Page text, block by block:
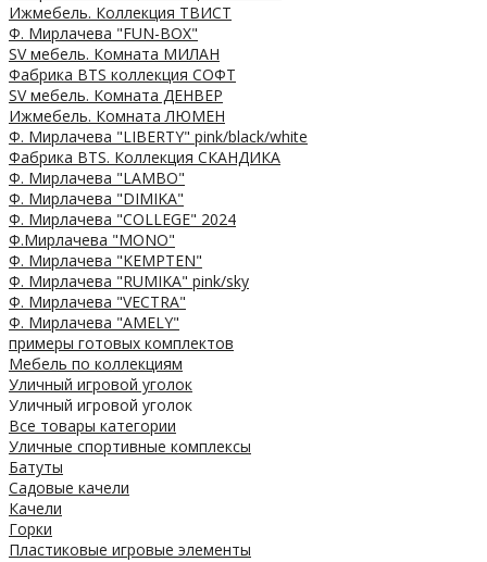
Ижмебель. Коллекция ТВИСТ
Ф. Мирлачева "FUN-BOX"
SV мебель. Комната МИЛАН
Фабрика BTS коллекция СОФТ
SV мебель. Комната ДЕНВЕР
Ижмебель. Комната ЛЮМЕН
Ф. Мирлачева "LIBERTY" pink/black/white
Фабрика BTS. Коллекция СКАНДИКА
Ф. Мирлачева "LAMBO"
Ф. Мирлачева "DIMIKA"
Ф. Мирлачева "COLLEGE" 2024
Ф.Мирлачева "MONO"
Ф. Мирлачева "KEMPTEN"
Ф. Мирлачева "RUMIKA" pink/sky
Ф. Мирлачева "VECTRA"
Ф. Мирлачева "AMELY"
примеры готовых комплектов
Мебель по коллекциям
Уличный игровой уголок
Уличный игровой уголок
Все товары категории
Уличные спортивные комплексы
Батуты
Садовые качели
Качели
Горки
Пластиковые игровые элементы